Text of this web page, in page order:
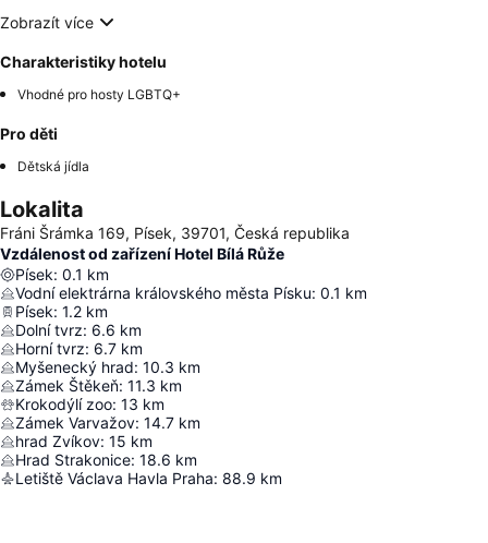
Zobrazít více
Charakteristiky hotelu
Vhodné pro hosty LGBTQ+
Pro děti
Dětská jídla
Lokalita
Fráni Šrámka 169, Písek, 39701, Česká republika
Vzdálenost od zařízení Hotel Bílá Růže
Písek: 0.1 km
Vodní elektrárna královského města Písku: 0.1 km
Písek: 1.2 km
Dolní tvrz: 6.6 km
Horní tvrz: 6.7 km
Myšenecký hrad: 10.3 km
Zámek Štěkeň: 11.3 km
Krokodýlí zoo: 13 km
Zámek Varvažov: 14.7 km
hrad Zvíkov: 15 km
Hrad Strakonice: 18.6 km
Letiště Václava Havla Praha: 88.9 km